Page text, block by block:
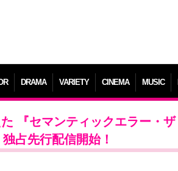
DRAMA VARIETY CINEMA MUSIC
『セマンティックエラー・
占先行配信開始！